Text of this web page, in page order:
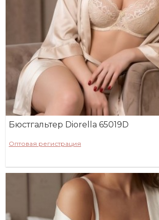
Бюстгальтер Diorella 65019D
Оптовая регистрация